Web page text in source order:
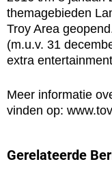
themagebieden
Troy Area
(m.u.v. 31
extra
Meer informatie
vinden op:
Gerelateerde